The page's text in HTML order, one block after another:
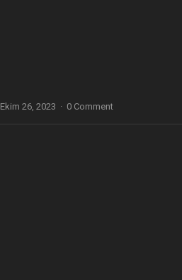
Ekim 26, 2023 · 0 Comment